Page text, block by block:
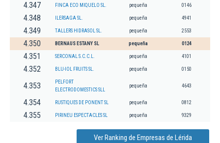
4.347 FINCA ECO MIQUELO SL. pequeña 0146
4.348 ILERSAGA SL. pequeña 4941
4.349 TALLERS HIDRASOL SL. pequeña 2553
4.350 BERNAUS ESTANY SL pequeña 0124
4.351 SERCONAL S.C.C.L. pequeña 4101
4.352 BLU-IOL FRUITS SL. pequeña 0150
4.353
PELFORT
ELECTRODOMESTICS SLL
pequeña 4643
4.354 RUSTIQUES DE PONENT SL pequeña 0812
4.355 PIRINEU ESPECTACLES SL pequeña 9329
Ver Ranking de Empresas de Lérida